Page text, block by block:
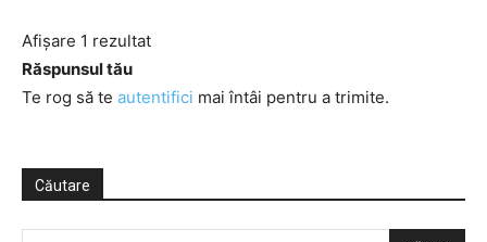
Afișare 1 rezultat
Răspunsul tău
Te rog să te autentifici mai întâi pentru a trimite.
Căutare